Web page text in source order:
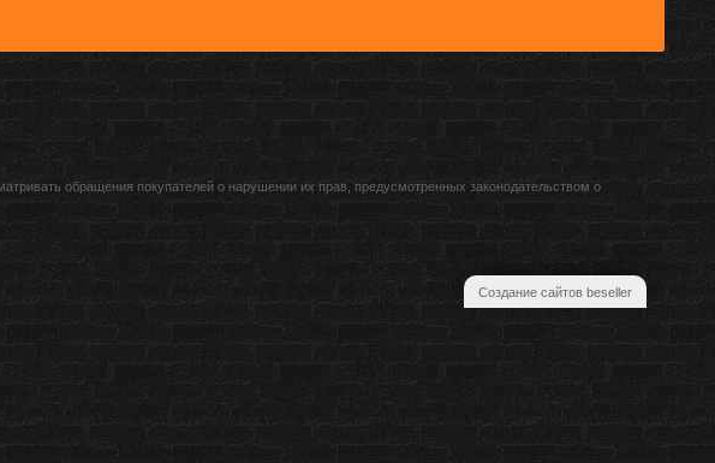
обращения покупателей о нарушении их прав, предусмотренных законодательством о
Создание сайтов beseller